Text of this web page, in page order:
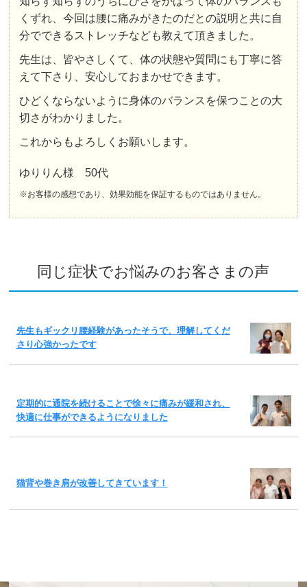
くずれ、今回は腰に痛みがきたのだとの説明と共に自
分でできるストレッチなども教えて頂きました。
先生は、皆やさしくて、体の状態や質問にも丁寧に答
えて下さり、安心しておまかせできます。
ひどくならないように身体のバランスを保つことの大
切さがわかりました。
これからもよろしくお願いします。
ゆりりん様 50代
※お客様の感想であり、効果効能を保証するものではありません。
同じ症状でお悩みのお客さまの声
先生もギックリ腰経験があったそうで、理解してくだ
さり心強かったです
定期的に通院を続けることで徐々に痛みが緩和され、
快適に仕事ができるようになりました
猫背や巻き肩が改善してきています！